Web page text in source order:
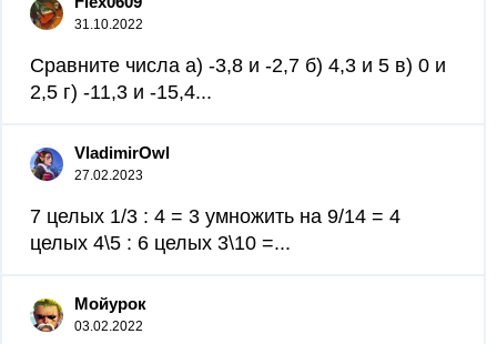
31.10.2022
Сравните числа а) -3,8 и -2,7 б) 4,3 и 5 в) 0 и
2,5 г) -11,3 и -15,4...
VladimirOwl
27.02.2023
7 целых 1/3 : 4 = 3 умножить на 9/14 = 4
целых 4\5 : 6 целых 3\10 =...
Мойурок
03.02.2022